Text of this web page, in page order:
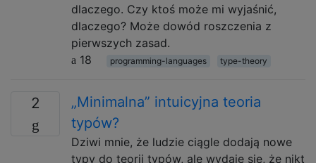
dlaczego. Czy ktoś może mi wyjaśnić,
dlaczego? Może dowód roszczenia z
pierwszych zasad.
18
programming-languages type-theory
2
„Minimalna” intuicyjna teoria
typów?
Dziwi mnie, że ludzie ciągle dodają nowe
typy do teorii typów, ale wydaje się, że nikt